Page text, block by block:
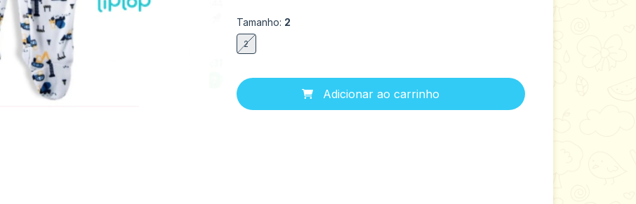
Tamanho: 2
2